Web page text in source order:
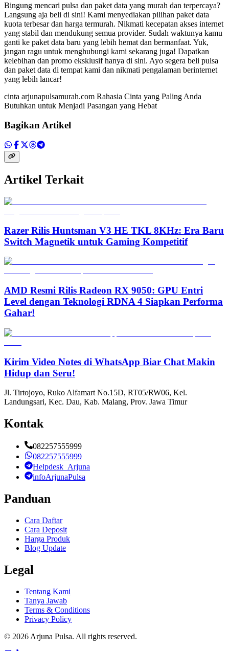
Bingung mencari pulsa dan paket data yang murah dan terpercaya?
Langsung aja beli di sini! Kami menyediakan pilihan paket data
kuota terbesar dan harga termurah. Nikmati kecepatan akses internet
yang stabil dan mendukung semua provider. Sudah waktunya kamu
ganti ke paket data baru yang lebih hemat dan bermanfaat. Yuk,
jangan ragu untuk menghubungi kami sekarang juga! Dapatkan
kelebihan dan promo eksklusif hanya di sini. Ayo segera beli pulsa
dan paket data di tempat kami dan nikmati pengalaman berinternet
yang lebih lancar!
cinta arjunapulsamurah.com Rahasia Cinta yang Paling Anda
Butuhkan untuk Menjadi Pasangan yang Hebat
Bagikan Artikel
Artikel Terkait
Razer Rilis Huntsman V3 HE TKL 8KHz: Era Baru
Switch Magnetik untuk Gaming Kompetitif
AMD Resmi Rilis Radeon RX 9050: GPU Entri
Level dengan Teknologi RDNA 4 Siapkan Performa
Gahar!
Kirim Video Notes di WhatsApp Biar Chat Makin
Hidup dan Seru!
Jl. Tirtojoyo, Ruko Alfamart No.15D, RT05/RW06, Kel.
Landungsari, Kec. Dau, Kab. Malang, Prov. Jawa Timur
Kontak
082257555999
082257555999
Helpdesk_Arjuna
infoArjunaPulsa
Panduan
Cara Daftar
Cara Deposit
Harga Produk
Blog Update
Legal
Tentang Kami
Tanya Jawab
Terms & Conditions
Privacy Policy
© 2026 Arjuna Pulsa. All rights reserved.